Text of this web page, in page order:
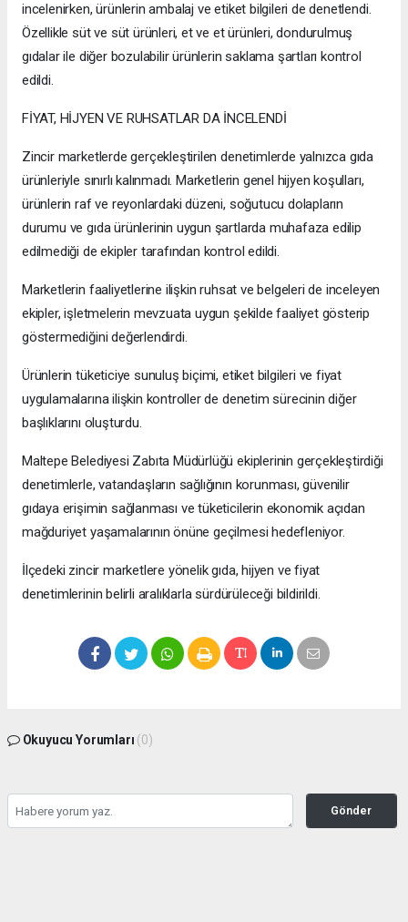
incelenirken, ürünlerin ambalaj ve etiket bilgileri de denetlendi.
Özellikle süt ve süt ürünleri, et ve et ürünleri, dondurulmuş
gıdalar ile diğer bozulabilir ürünlerin saklama şartları kontrol
edildi.
FİYAT, HİJYEN VE RUHSATLAR DA İNCELENDİ
Zincir marketlerde gerçekleştirilen denetimlerde yalnızca gıda
ürünleriyle sınırlı kalınmadı. Marketlerin genel hijyen koşulları,
ürünlerin raf ve reyonlardaki düzeni, soğutucu dolapların
durumu ve gıda ürünlerinin uygun şartlarda muhafaza edilip
edilmediği de ekipler tarafından kontrol edildi.
Marketlerin faaliyetlerine ilişkin ruhsat ve belgeleri de inceleyen
ekipler, işletmelerin mevzuata uygun şekilde faaliyet gösterip
göstermediğini değerlendirdi.
Ürünlerin tüketiciye sunuluş biçimi, etiket bilgileri ve fiyat
uygulamalarına ilişkin kontroller de denetim sürecinin diğer
başlıklarını oluşturdu.
Maltepe Belediyesi Zabıta Müdürlüğü ekiplerinin gerçekleştirdiği
denetimlerle, vatandaşların sağlığının korunması, güvenilir
gıdaya erişimin sağlanması ve tüketicilerin ekonomik açıdan
mağduriyet yaşamalarının önüne geçilmesi hedefleniyor.
İlçedeki zincir marketlere yönelik gıda, hijyen ve fiyat
denetimlerinin belirli aralıklarla sürdürüleceği bildirildi.
Okuyucu Yorumları (0)
Gönder